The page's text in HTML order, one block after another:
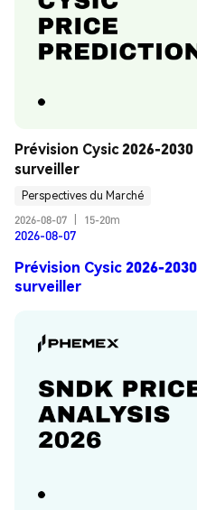
Prévision Cysic 2026-
surveiller
Perspectives du Marché
2026-08-07
15-20m
2026-08-07
Prévision Cysic 2026-
surveiller